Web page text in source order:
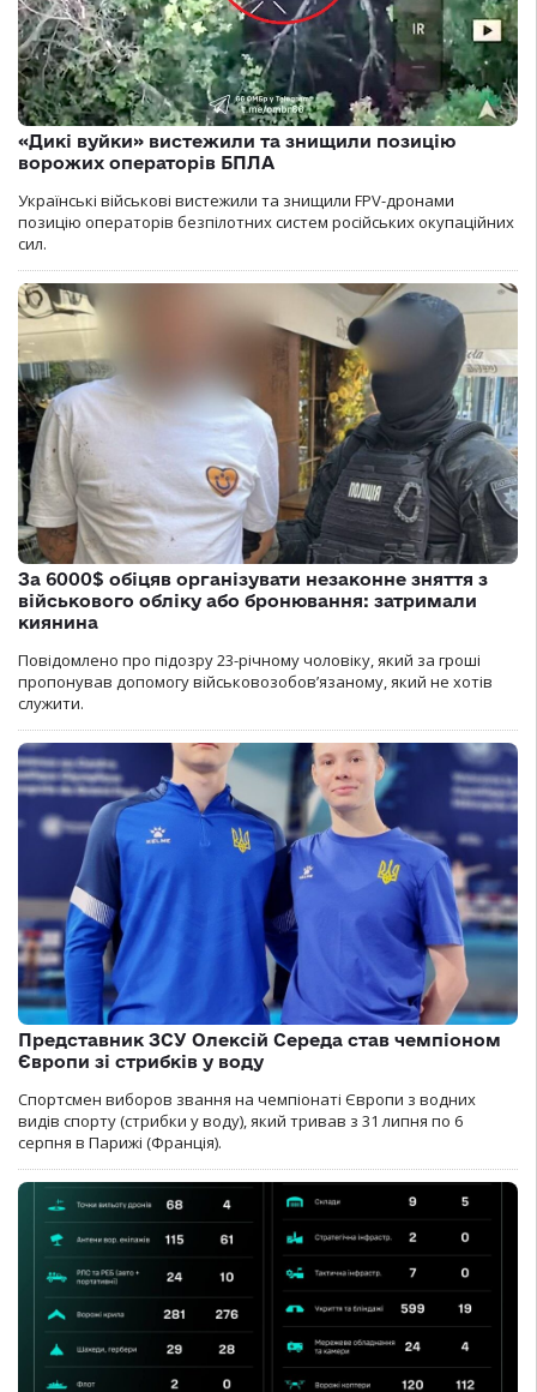
«Дикі вуйки» вистежили та знищили позицію
ворожих операторів БПЛА
Українські військові вистежили та знищили FPV-дронами
позицію операторів безпілотних систем російських окупаційних
сил.
За 6000$ обіцяв організувати незаконне зняття з
військового обліку або бронювання: затримали
киянина
Повідомлено про підозру 23-річному чоловіку, який за гроші
пропонував допомогу військовозобов’язаному, який не хотів
служити.
Представник ЗСУ Олексій Середа став чемпіоном
Європи зі стрибків у воду
Спортсмен виборов звання на чемпіонаті Європи з водних
видів спорту (стрибки у воду), який тривав з 31 липня по 6
серпня в Парижі (Франція).